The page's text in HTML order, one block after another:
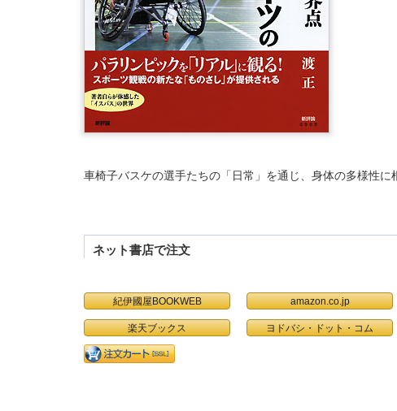
車椅子バスケの選手たちの「日常」を通じ、身体の多様性
ネット書店で注文
紀伊國屋BOOKWEB amazon.co.jp
楽天ブックス ヨドバシ・ドット・コム